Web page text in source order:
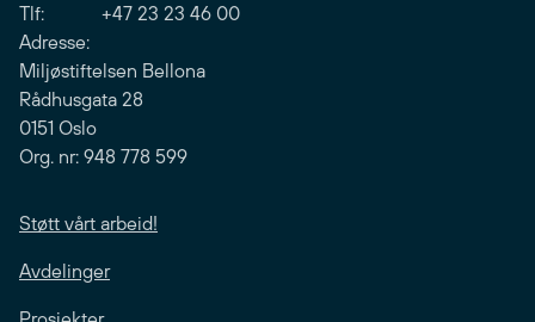
Tlf: +47 23 23 46 00
Adresse:
Miljøstiftelsen Bellona
Rådhusgata 28
0151 Oslo
Org. nr: 948 778 599
Støtt vårt arbeid!
Avdelinger